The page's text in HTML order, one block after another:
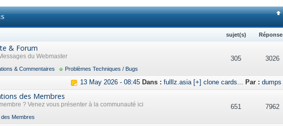
sujet(s)
& Forum
du Webmaster
& Commentaires Problèmes Techniques / Bugs
305 3026
13 May 2026 - 08:45 Dans : fulllz.asia [+] clone cards... Par : dumps
des Membres
? Venez vous présenter à la communauté ici
Membres
651 7962